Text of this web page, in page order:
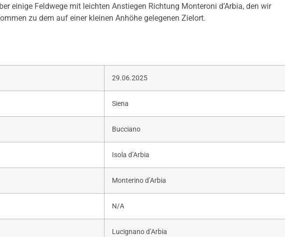
einige Feldwege mit leichten Anstiegen Richtung Monteroni d’Arbia, den wir
zu dem auf einer kleinen Anhöhe gelegenen Zielort.
29.06.2025
Siena
Bucciano
Isola d’Arbia
Monterino d’Arbia
N/A
Lucignano d’Arbia